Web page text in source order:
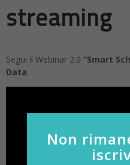
streaming
Segui il Webinar 2.0 “Smart
Data.
Non